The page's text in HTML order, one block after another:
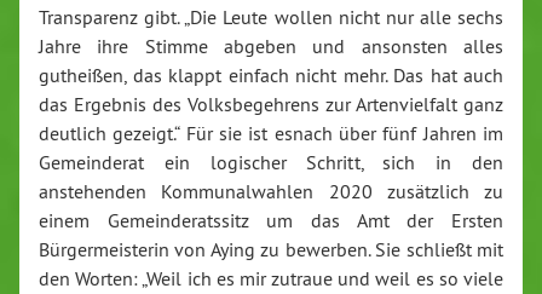
Transparenz gibt. „Die Leute wollen nicht nur alle sechs
Jahre ihre Stimme abgeben und ansonsten alles
gutheißen, das klappt einfach nicht mehr. Das hat auch
das Ergebnis des Volksbegehrens zur Artenvielfalt ganz
deutlich gezeigt.“ Für sie ist esnach über fünf Jahren im
Gemeinderat ein logischer Schritt, sich in den
anstehenden Kommunalwahlen 2020 zusätzlich zu
einem Gemeinderatssitz um das Amt der Ersten
Bürgermeisterin von Aying zu bewerben. Sie schließt mit
den Worten: „Weil ich es mir zutraue und weil es so viele